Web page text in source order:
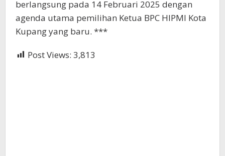
berlangsung pada 14 Februari 2025 dengan
agenda utama pemilihan Ketua BPC HIPMI Kota
Kupang yang baru. ***
Post Views: 3,813